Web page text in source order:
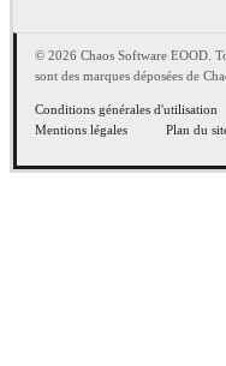
© 2026 Chaos Software EOOD.
sont des marques déposées de
Conditions générales d'utilisation
Mentions légales
Plan du